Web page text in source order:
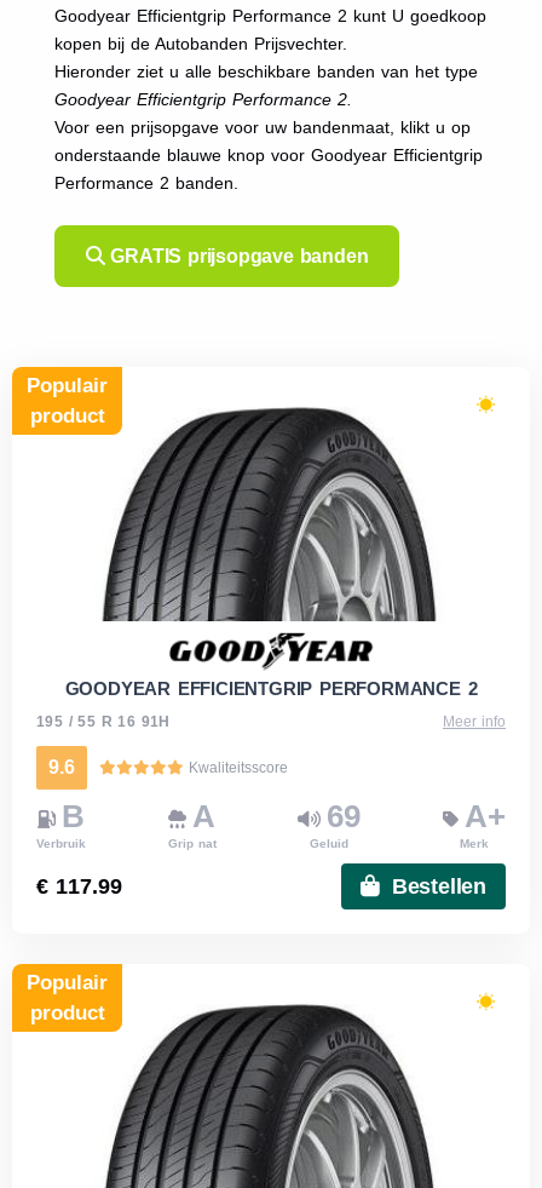
Goodyear Efficientgrip Performance 2 kunt U goedkoop
kopen bij de Autobanden Prijsvechter.
Hieronder ziet u alle beschikbare banden van het type
Goodyear Efficientgrip Performance 2.
Voor een prijsopgave voor uw bandenmaat, klikt u op
onderstaande blauwe knop voor Goodyear Efficientgrip
Performance 2 banden.
GRATIS prijsopgave banden
Populair
product
GOODYEAR EFFICIENTGRIP PERFORMANCE 2
195 / 55 R 16 91H Meer info
9.6 Kwaliteitsscore
B
Verbruik
A
Grip nat
69
Geluid
A+
Merk
€ 117.99 Bestellen
Populair
product